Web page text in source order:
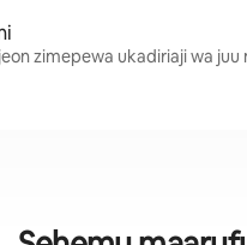
zimepewa ukadiriaji wa juu